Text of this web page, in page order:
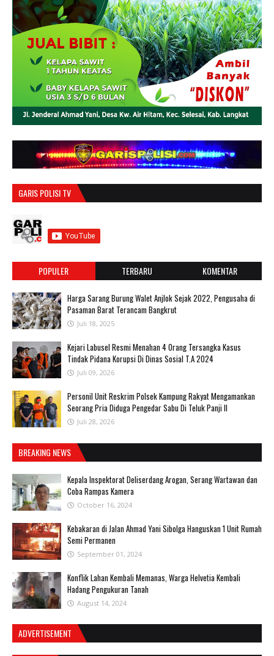
GARIS POLISI TV
POPULER TERBARU KOMENTAR
Harga Sarang Burung Walet Anjlok Sejak 2022, Pengusaha di
Pasaman Barat Terancam Bangkrut
Juli 18, 2025
‎Kejari Labusel Resmi Menahan 4 Orang Tersangka Kasus
Tindak Pidana Korupsi Di Dinas Sosial T.A 2024
Juli 09, 2026
Personil Unit Reskrim Polsek Kampung Rakyat Mengamankan
Seorang Pria Diduga Pengedar Sabu Di Teluk Panji II
Juli 28, 2026
BREAKING NEWS
Kepala Inspektorat Deliserdang Arogan, Serang Wartawan dan
Coba Rampas Kamera
October 16, 2024
Kebakaran di Jalan Ahmad Yani Sibolga Hanguskan 1 Unit Rumah
Semi Permanen
September 01, 2024
Konflik Lahan Kembali Memanas, Warga Helvetia Kembali
Hadang Pengukuran Tanah
August 14, 2024
ADVERTISEMENT